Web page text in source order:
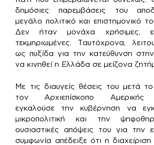
δημόσιες παρεμβάσεις του
μεγάλο πολιτικό και επιστημονικό
Δεν ήταν μονάχα χρήσιμες,
τεκμηριωμένες. Ταυτόχρονα,
ως πυξίδα για την κατεύθυνση στην
να κινηθεί η Ελλάδα σε μείζονα
Με τις διαυγείς θέσεις του μετά
τον Αρχιεπίσκοπο Αμερικής
εγκαλούσε την κυβέρνηση να
μικροπολιτική και την
ουσιαστικές απόψεις του για την
συμφωνία απέδειξε ότι η διαχείριση